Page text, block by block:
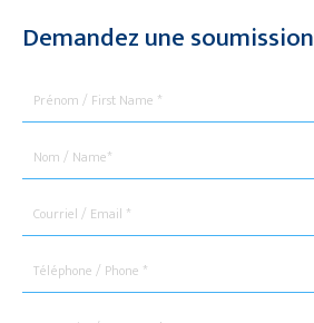
Demandez une soumission